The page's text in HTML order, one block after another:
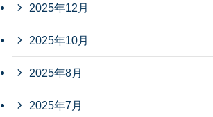
2025年12月
2025年10月
2025年8月
2025年7月